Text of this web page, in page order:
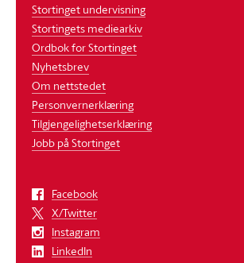
Stortinget undervisning
Stortingets mediearkiv
Ordbok for Stortinget
Nyhetsbrev
Om nettstedet
Personvernerklæring
Tilgjengelighetserklæring
Jobb på Stortinget
Facebook
X/Twitter
Instagram
LinkedIn